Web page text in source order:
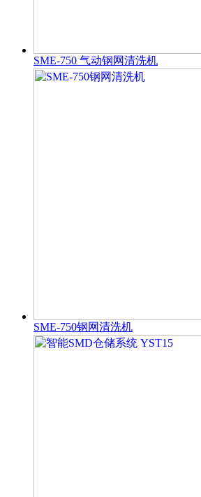
SME-750 气动钢网清洗机
SME-750钢网清洗机